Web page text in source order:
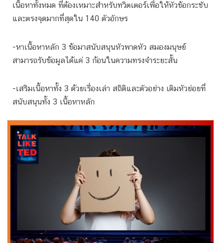
เนื้อหาทั้งหมด ที่ต้องเหมาะสำหรับทวิตเตอร์เพื่อให้หัวข้อกระชับ
และตรงจุดมากที่สุดใน 140 ตัวอักษร
-หาเนื้อหาหลัก 3 ข้อมาสนับสนุนหัวพาดหัว สมองมนุษย์
สามารถรับข้อมูลได้แค่ 3 ก้อนในความทรงจำระยะสั้น
-เสริมเนื้อหาทั้ง 3 ด้วยเรื่องเล่า สถิติและตัวอย่าง เติมหัวย่อยที่
สนับสนุนทั้ง 3 เนื้อหาหลัก